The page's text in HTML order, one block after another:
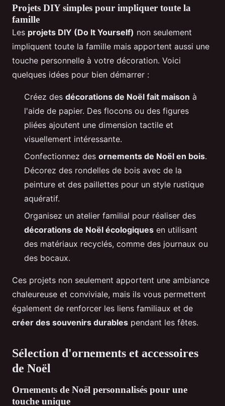
Projets DIY simples pour impliquer toute la
famille
Les projets DIY (Do It Yourself) non seulement
impliquent toute la famille mais apportent aussi une
touche personnelle à votre décoration. Voici
quelques idées pour bien démarrer :
Créez des décorations de Noël fait maison à
l'aide de papier. Des flocons ou des figures
pliées ajoutent une dimension tactile et
visuellement intéressante.
Confectionnez des ornements de Noël en bois.
Décorez des rondelles de bois avec de la
peinture et des paillettes pour un style rustique
aquératif.
Organisez un atelier familial pour réaliser des
décorations de Noël écologiques en utilisant
des matériaux recyclés, comme des journaux ou
des bocaux.
Ces projets non seulement apportent une ambiance
chaleureuse et conviviale, mais ils vous permettent
également de renforcer les liens familiaux et de
créer des souvenirs durables pendant les fêtes.
Sélection d'ornements et accessoires
de Noël
Ornements de Noël personnalisés pour une
touche unique